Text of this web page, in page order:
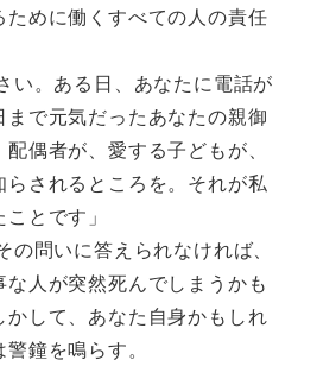
ために働くすべての人の責任
い。ある日、あなたに電話が
で元気だったあなたの親御
偶者が、愛する子どもが、
らされるところを。それが私
とです」
の問いに答えられなければ、
な人が突然死んでしまうかも
かして、あなた自身かもしれ
鐘を鳴らす。